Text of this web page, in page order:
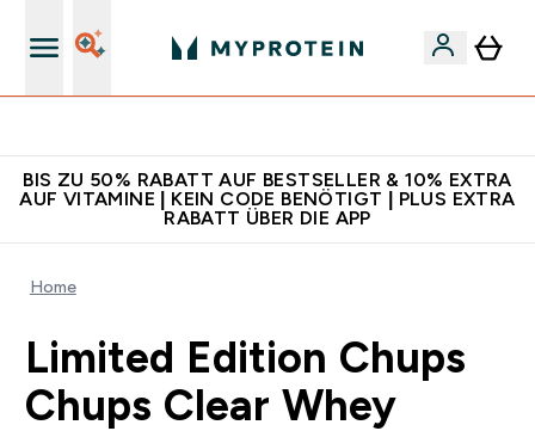
BIS ZU 50% RABATT AUF BESTSELLER & 10% EXTRA
AUF VITAMINE | KEIN CODE BENÖTIGT | PLUS EXTRA
RABATT ÜBER DIE APP
Home
Limited Edition Chups
Chups Clear Whey